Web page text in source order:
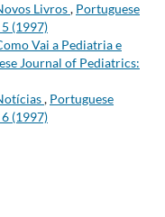
Livros, Portuguese
(1997)
Vai a Pediatria e
Journal of Pediatrics:
, Portuguese
(1997)